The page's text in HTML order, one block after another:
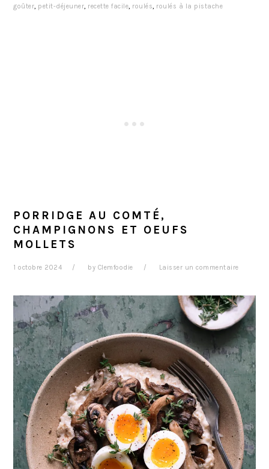
goûter, petit-déjeuner, recette facile, roulés, roulés à la pistache
PORRIDGE AU COMTÉ,
CHAMPIGNONS ET OEUFS
MOLLETS
1 octobre 2024 by Clemfoodie Laisser un commentaire